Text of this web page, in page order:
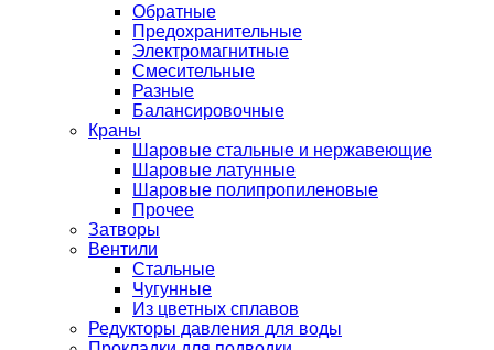
Обратные
Предохранительные
Электромагнитные
Смесительные
Разные
Балансировочные
Краны
Шаровые стальные и нержавеющие
Шаровые латунные
Шаровые полипропиленовые
Прочее
Затворы
Вентили
Стальные
Чугунные
Из цветных сплавов
Редукторы давления для воды